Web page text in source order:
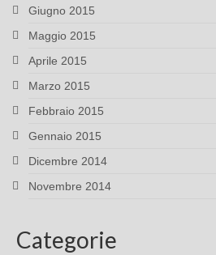
Giugno 2015
Maggio 2015
Aprile 2015
Marzo 2015
Febbraio 2015
Gennaio 2015
Dicembre 2014
Novembre 2014
Categorie